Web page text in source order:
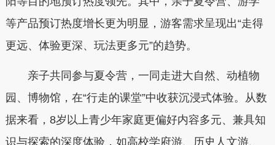
等产品预订热度增长更为明显，游客需求呈现出“走得
更远、体验更深、玩法更多元”的趋势。
亲子共同参与夏令营，一同走进大自然、动植物
园、博物馆，在“行走的课堂”中收获沉浸式体验。从数
据来看，8岁以上青少年家庭更偏好内容多元、兼具知
识与探索的深度体验，如高校学府游、历史人文游、